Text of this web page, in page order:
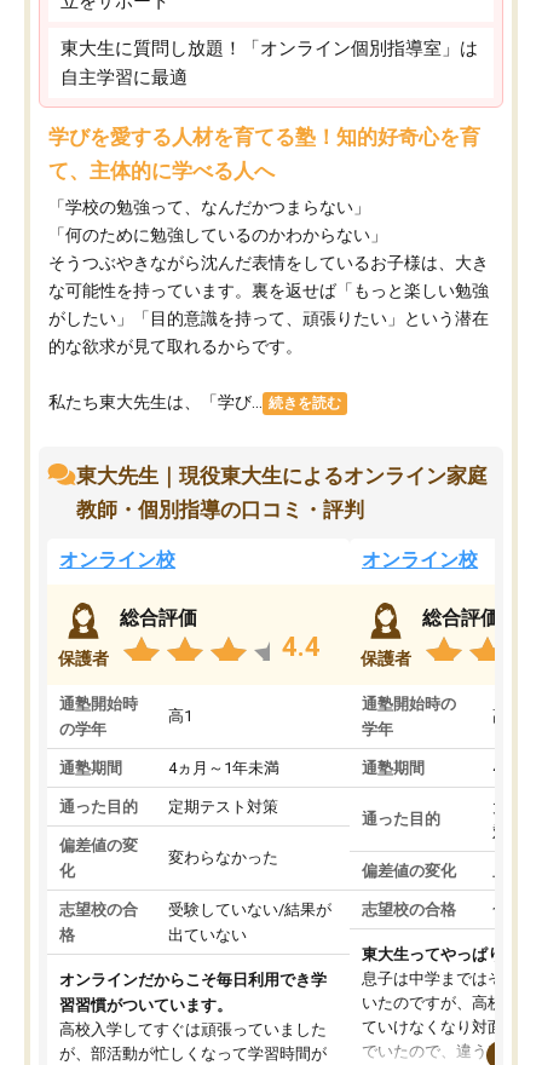
東大生に質問し放題！「オンライン個別指導室」は
自主学習に最適
学びを愛する人材を育てる塾！知的好奇心を育
て、主体的に学べる人へ
「学校の勉強って、なんだかつまらない」
「何のために勉強しているのかわからない」
そうつぶやきながら沈んだ表情をしているお子様は、大き
な可能性を持っています。裏を返せば「もっと楽しい勉強
がしたい」「目的意識を持って、頑張りたい」という潜在
的な欲求が見て取れるからです。
私たち東大先生は、「学び... 続きを読む
東大先生｜現役東大生によるオンライン家庭
教師・個別指導の口コミ・評判
オンライン校
保護者
総合評価
4.4
通塾開始時
の学年
高1
通塾期間 4ヵ月～1年未満
通った目的 定期テスト対策
偏差値の変
化
変わらなかった
志望校の合
格
受験していない/結果が
出ていない
オンラインだからこそ毎日利用でき学
習習慣がついています。
高校入学してすぐは頑張っていました
が、部活動が忙しくなって学習時間が
オンライン校
保護者
総合評価
通塾開始時の
学年
高3
通塾期間 4ヵ月
通った目的
大学
対策
偏差値の変化 上が
志望校の合格 合格
東大生ってやっぱりすご
息子は中学まではそこそ
いたのですが、高校に入
ていけなくなり対面の塾
でいたので、違うアプロ